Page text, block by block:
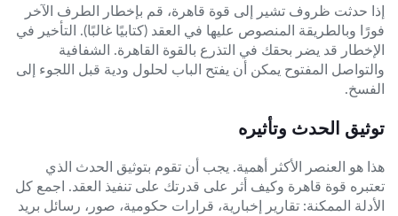
إذا حدثت ظروف تشير إلى قوة قاهرة، قم بإخطار الطرف الآخر
فورًا وبالطريقة المنصوص عليها في العقد (كتابيًا غالبًا). التأخير في
الإخطار قد يضر بحقك في التذرع بالقوة القاهرة. الشفافية
والتواصل المفتوح يمكن أن يفتح الباب لحلول ودية قبل اللجوء إلى
الفسخ.
توثيق الحدث وتأثيره
هذا هو العنصر الأكثر أهمية. يجب أن تقوم بتوثيق الحدث الذي
تعتبره قوة قاهرة وكيف أثر على قدرتك على تنفيذ العقد. اجمع كل
الأدلة الممكنة: تقارير إخبارية، قرارات حكومية، صور، رسائل بريد